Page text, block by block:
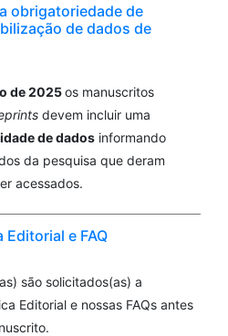
obrigatoriedade de
de dados de
de 2025os manuscritos
devem incluir uma
de dados informando
da pesquisa que deram
acessados.
e FAQ
são solicitados(as) a
Editorial e nossas FAQs antes